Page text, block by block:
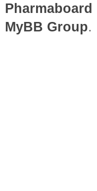
Pharmaboard
MyBB Group.